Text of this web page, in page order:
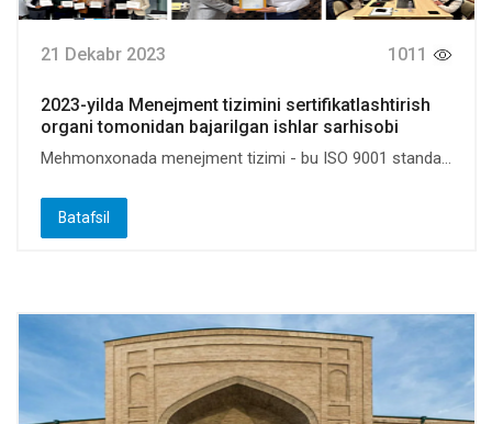
21 Dekabr 2023 1011
2023-yilda Menejment tizimini sertifikatlashtirish
organi tomonidan bajarilgan ishlar sarhisobi
Mehmonxonada menejment tizimi - bu ISO 9001 standa...
Batafsil